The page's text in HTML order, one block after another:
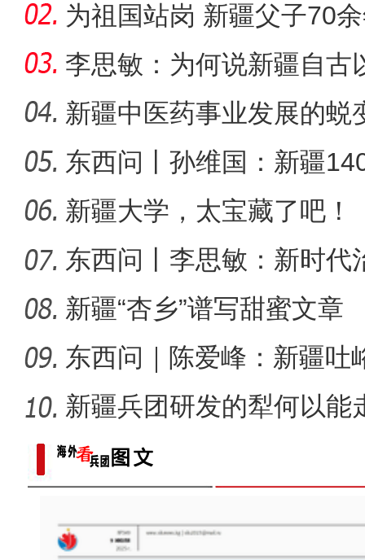
侨乡故事 | 当新疆遇见嘻哈
千年良
为祖国站岗 新疆父子70
李思敏：为何说新疆自古
可分割
新疆中医药事业发展的蜕
东西问丨孙维国：新疆
了什么？
新疆大学，太宝藏了吧！
东西问丨李思敏：新时代
新疆“杏乡”谱写甜蜜文章
东西问｜陈爱峰：新疆吐
汇见证
新疆兵团研发的犁何以能